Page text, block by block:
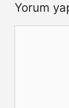
Yorum